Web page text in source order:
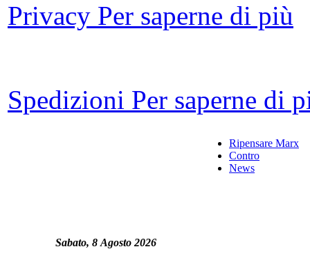
Privacy Per saperne di più
Spedizioni Per saperne di
Sabato, 8 Agosto 2026
Ripensare Marx
Contro
News